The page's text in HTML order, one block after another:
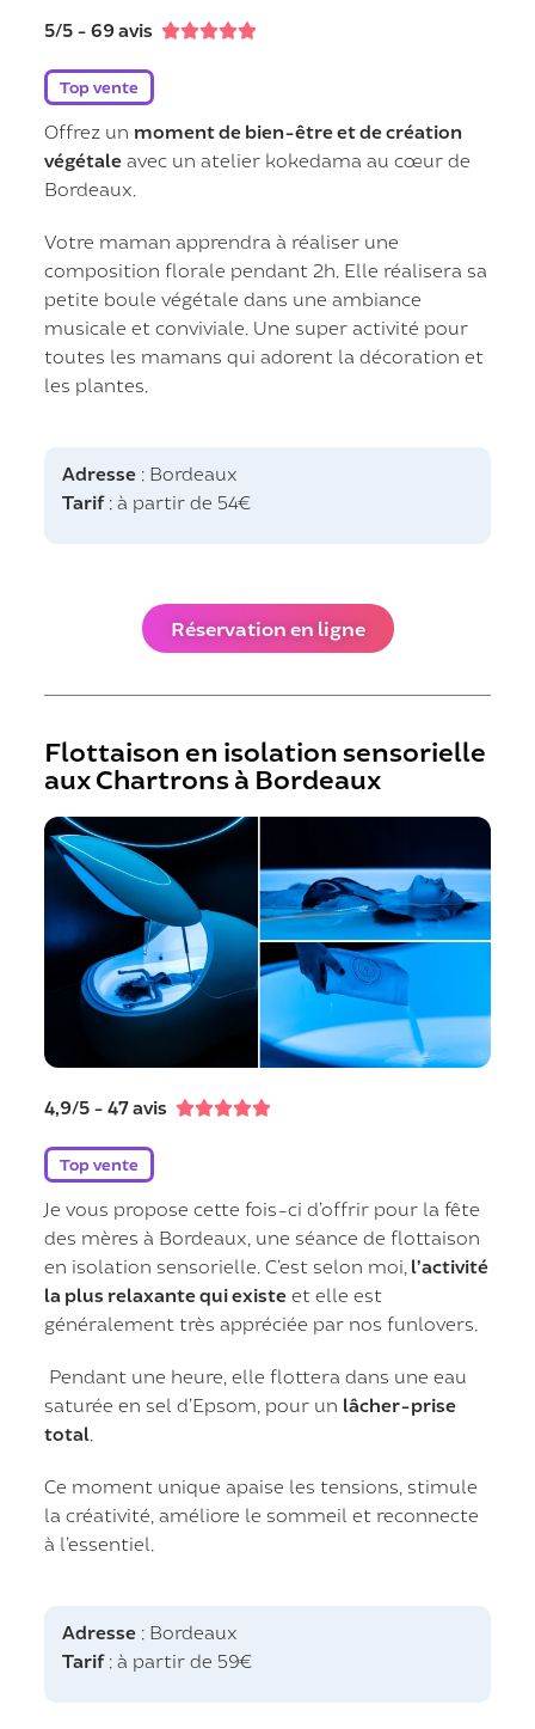
5/5 - 69 avis 
Top vente
Offrez un moment de bien-être et de création
végétale avec un atelier kokedama au cœur de
Bordeaux.
Votre maman apprendra à réaliser une
composition florale pendant 2h. Elle réalisera sa
petite boule végétale dans une ambiance
musicale et conviviale. Une super activité pour
toutes les mamans qui adorent la décoration et
les plantes.
Adresse : Bordeaux
Tarif: à partir de 54€
Réservation en ligne
Flottaison en isolation sensorielle
aux Chartrons à Bordeaux
4,9/5 - 47 avis 
Top vente
Je vous propose cette fois-ci d’offrir pour la fête
des mères à Bordeaux, une séance de flottaison
en isolation sensorielle. C’est selon moi, l’activité
la plus relaxante qui existe et elle est
généralement très appréciée par nos funlovers.
Pendant une heure, elle flottera dans une eau
saturée en sel d’Epsom, pour un lâcher-prise
total
Ce moment unique apaise les tensions, stimule
la créativité, améliore le sommeil et reconnecte
à l’essentiel.
Adresse : Bordeaux
Tarif: à partir de 59€